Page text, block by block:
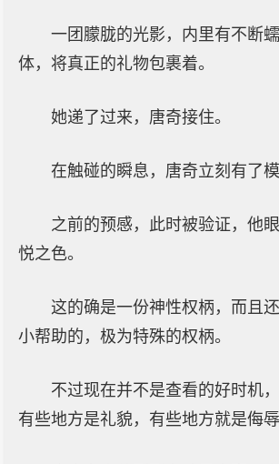
一团朦胧的光影，内里有不断
体，将真正的礼物包裹着。
她递了过来，唐奇接住。
在触碰的瞬息，唐奇立刻有了模
之前的预感，此时被验证，他
悦之色。
这的确是一份神性权柄，而且
小帮助的，极为特殊的权柄。
不过现在并不是查看的好时机
有些地方是礼貌，有些地方就是侮辱